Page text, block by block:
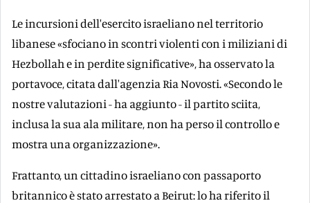
Le incursioni dell'esercito israeliano nel territorio
libanese «sfociano in scontri violenti con i miliziani di
Hezbollah e in perdite significative», ha osservato la
portavoce, citata dall'agenzia Ria Novosti. «Secondo le
nostre valutazioni - ha aggiunto - il partito sciita,
inclusa la sua ala militare, non ha perso il controllo e
mostra una organizzazione».
Frattanto, un cittadino israeliano con passaporto
britannico è stato arrestato a Beirut: lo ha riferito il